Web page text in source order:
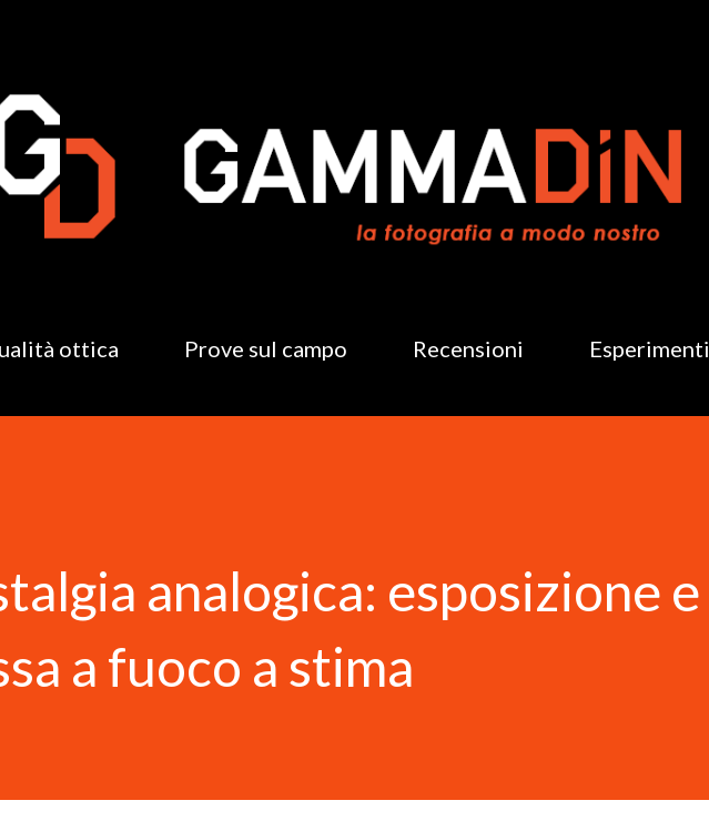
ottica Prove sul campo Recensioni Esperimenti
analogica: esposizione e
a fuoco a stima